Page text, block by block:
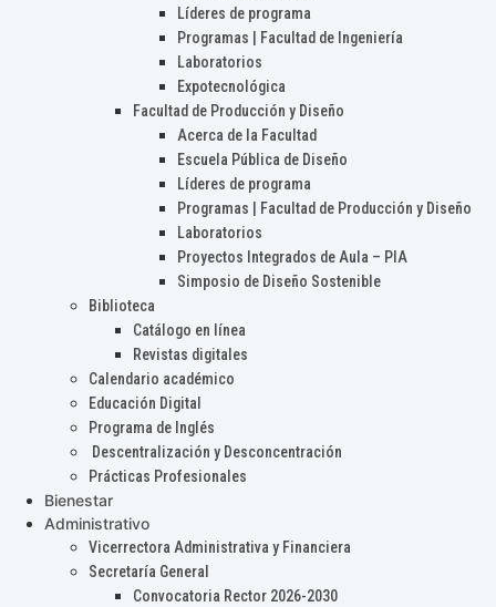
Líderes de programa
Programas | Facultad de Ingeniería
Laboratorios
Expotecnológica
Facultad de Producción y Diseño
Acerca de la Facultad
Escuela Pública de Diseño
Líderes de programa
Programas | Facultad de Producción y Diseño
Laboratorios
Proyectos Integrados de Aula – PIA
Simposio de Diseño Sostenible
Biblioteca
Catálogo en línea
Revistas digitales
Calendario académico
Educación Digital
Programa de Inglés
Descentralización y Desconcentración
Prácticas Profesionales
Bienestar
Administrativo
Vicerrectora Administrativa y Financiera
Secretaría General
Convocatoria Rector 2026-2030